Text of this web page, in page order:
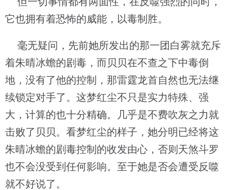
它也拥有着恐怖的威能，以毒制胜。
毫无疑问，先前她所发出的那一团白雾就充斥
着朱晴冰蟾的剧毒，而贝贝在不查之下中毒倒
地，没有了他的控制，那雷霆龙首自然也无法继
续锁定对手了。这梦红尘不只是实力特殊、强
大，计算的也十分精确。几乎是不费吹灰之力就
击败了贝贝。看梦红尘的样子，她分明已经将这
朱晴冰蟾的剧毒控制的收发由心，否则天煞斗罗
也不会没受到任何影响。至于她是否会遭受反噬
就不好说了。